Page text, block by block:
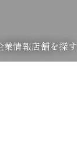
業情報店舗を探す